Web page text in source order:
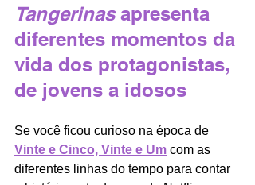
Tangerinas apresenta
diferentes momentos da
vida dos protagonistas,
de jovens a idosos
Se você ficou curioso na época de
Vinte e Cinco, Vinte e Um com as
diferentes linhas do tempo para contar